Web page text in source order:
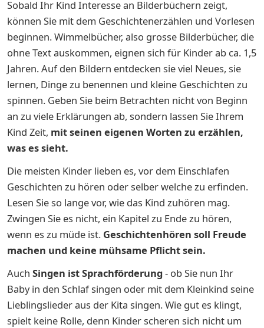
Sobald Ihr Kind Interesse an Bilderbüchern zeigt,
können Sie mit dem Geschichtenerzählen und Vorlesen
beginnen. Wimmelbücher, also grosse Bilderbücher, die
ohne Text auskommen, eignen sich für Kinder ab ca. 1,5
Jahren. Auf den Bildern entdecken sie viel Neues, sie
lernen, Dinge zu benennen und kleine Geschichten zu
spinnen. Geben Sie beim Betrachten nicht von Beginn
an zu viele Erklärungen ab, sondern lassen Sie Ihrem
Kind Zeit, mit seinen eigenen Worten zu erzählen,
was es sieht.
Die meisten Kinder lieben es, vor dem Einschlafen
Geschichten zu hören oder selber welche zu erfinden.
Lesen Sie so lange vor, wie das Kind zuhören mag.
Zwingen Sie es nicht, ein Kapitel zu Ende zu hören,
wenn es zu müde ist. Geschichtenhören soll Freude
machen und keine mühsame Pflicht sein.
Auch Singen ist Sprachförderung- ob Sie nun Ihr
Baby in den Schlaf singen oder mit dem Kleinkind seine
Lieblingslieder aus der Kita singen. Wie gut es klingt,
spielt keine Rolle, denn Kinder scheren sich nicht um